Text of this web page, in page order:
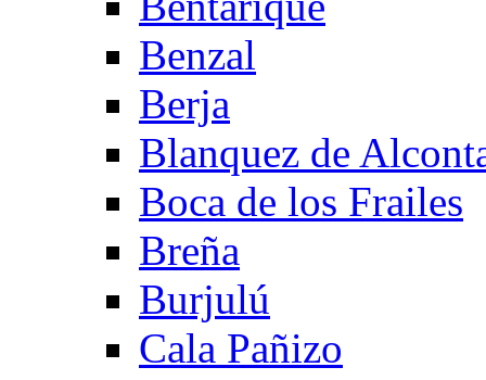
Benzal
Berja
Blanquez de
Boca de los Frailes
Breña
Burjulú
Cala Pañizo